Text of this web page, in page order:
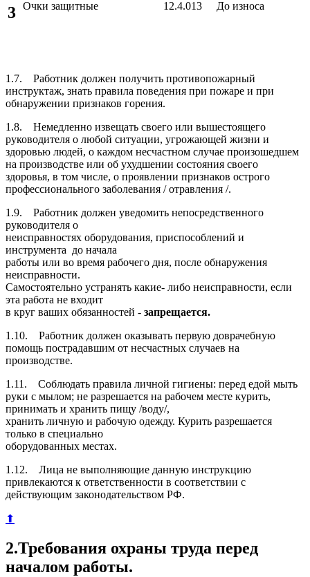
3 Очки защитные 12.4.013 До износа
1.7. Работник должен получить противопожарный
инструктаж, знать правила поведения при пожаре и при
обнаружении признаков горения.
1.8. Немедленно извещать своего или вышестоящего
руководителя о любой ситуации, угрожающей жизни и
здоровью людей, о каждом несчастном случае произошедшем
на производстве или об ухудшении состояния своего
здоровья, в том числе, о проявлении признаков острого
профессионального заболевания / отравления /.
1.9. Работник должен уведомить непосредственного
руководителя о
неисправностях оборудования, приспособлений и
инструмента до начала
работы или во время рабочего дня, после обнаружения
неисправности.
Самостоятельно устранять какие- либо неисправности, если
эта работа не входит
в круг ваших обязанностей - запрещается.
1.10. Работник должен оказывать первую доврачебную
помощь пострадавшим от несчастных случаев на
производстве.
1.11. Соблюдать правила личной гигиены: перед едой мыть
руки с мылом; не разрешается на рабочем месте курить,
принимать и хранить пищу /воду/,
хранить личную и рабочую одежду. Курить разрешается
только в специально
оборудованных местах.
1.12. Лица не выполняющие данную инструкцию
привлекаются к ответственности в соответствии с
действующим законодательством РФ.
⬆
2.Требования охраны труда перед
началом работы.